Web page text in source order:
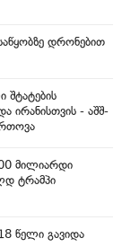
დრონებით
შტატების
ირანისთვის - აშშ-
მილიარდი
ტრამპი
წელი გავიდა